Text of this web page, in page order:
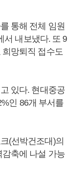
통해 전체 임원
서 내보냈다. 또 9
망퇴직 접수도
있다. 현대중공
인 86개 부서를
(선박건조대)의
축에 나설 가능